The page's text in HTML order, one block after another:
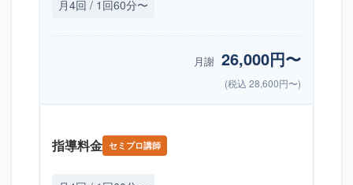
月4回 / 1回60分〜
月謝 26,000円〜
(税込 28,600円〜)
指導料金 セミプロ講師